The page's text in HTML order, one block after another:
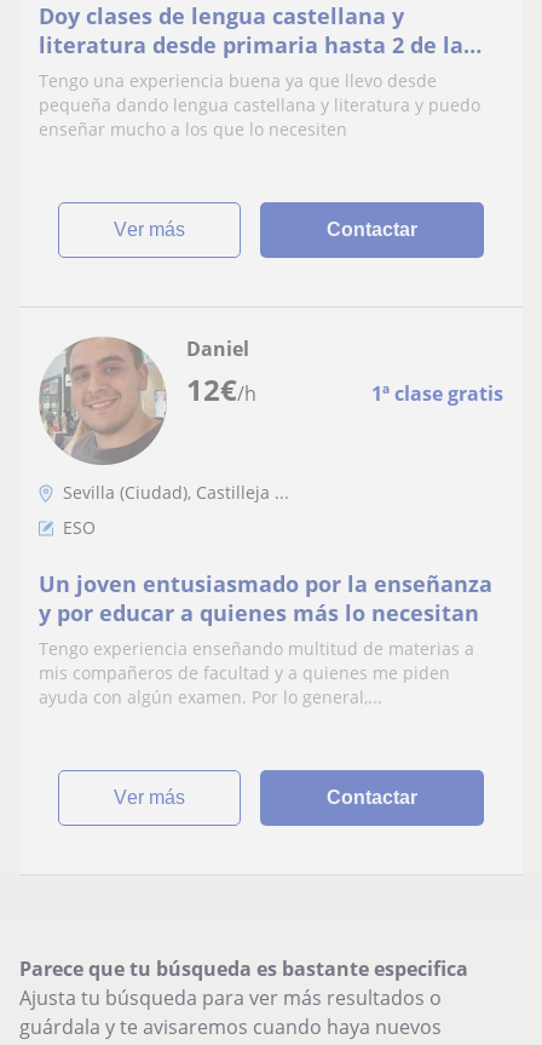
Doy clases de lengua castellana y
literatura desde primaria hasta 2 de la
eso
Tengo una experiencia buena ya que llevo desde
pequeña dando lengua castellana y literatura y puedo
enseñar mucho a los que lo necesiten
ver más Contactar
12€/h 1ª clase gratis
Daniel
Sevilla (Ciudad), Castilleja ...
ESO
Un joven entusiasmado por la enseñanza
y por educar a quienes más lo necesitan
Tengo experiencia enseñando multitud de materias a
mis compañeros de facultad y a quienes me piden
ayuda con algún examen. Por lo general,...
ver más Contactar
Parece que tu búsqueda es bastante especifica
Ajusta tu búsqueda para ver más resultados o
guárdala y te avisaremos cuando haya nuevos